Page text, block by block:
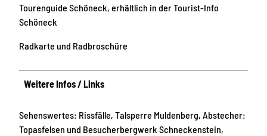
Tourenguide Schöneck, erhältlich in der Tourist-Info
Schöneck
Radkarte und Radbroschüre
Weitere Infos / Links
Sehenswertes: Rissfälle, Talsperre Muldenberg, Abstecher:
Topasfelsen und Besucherbergwerk Schneckenstein,